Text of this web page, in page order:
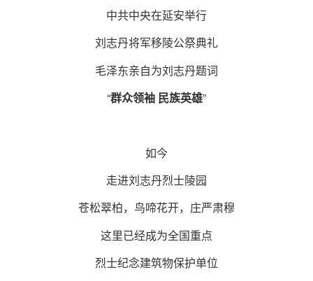
中共中央在延安举行
刘志丹将军移陵公祭典礼
毛泽东亲自为刘志丹题词
“群众领袖 民族英雄”
如今
走进刘志丹烈士陵园
苍松翠柏，鸟啼花开，庄严肃穆
这里已经成为全国重点
烈士纪念建筑物保护单位